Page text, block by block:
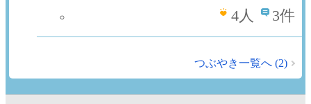
4 人 3件
つぶやき一覧へ (2)